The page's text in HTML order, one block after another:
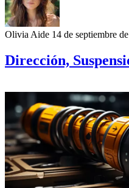
Olivia Aide 14 de septiembre
Dirección,